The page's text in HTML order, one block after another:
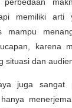
memiliki arti
mampu
karena
situasi dan
juga sangat